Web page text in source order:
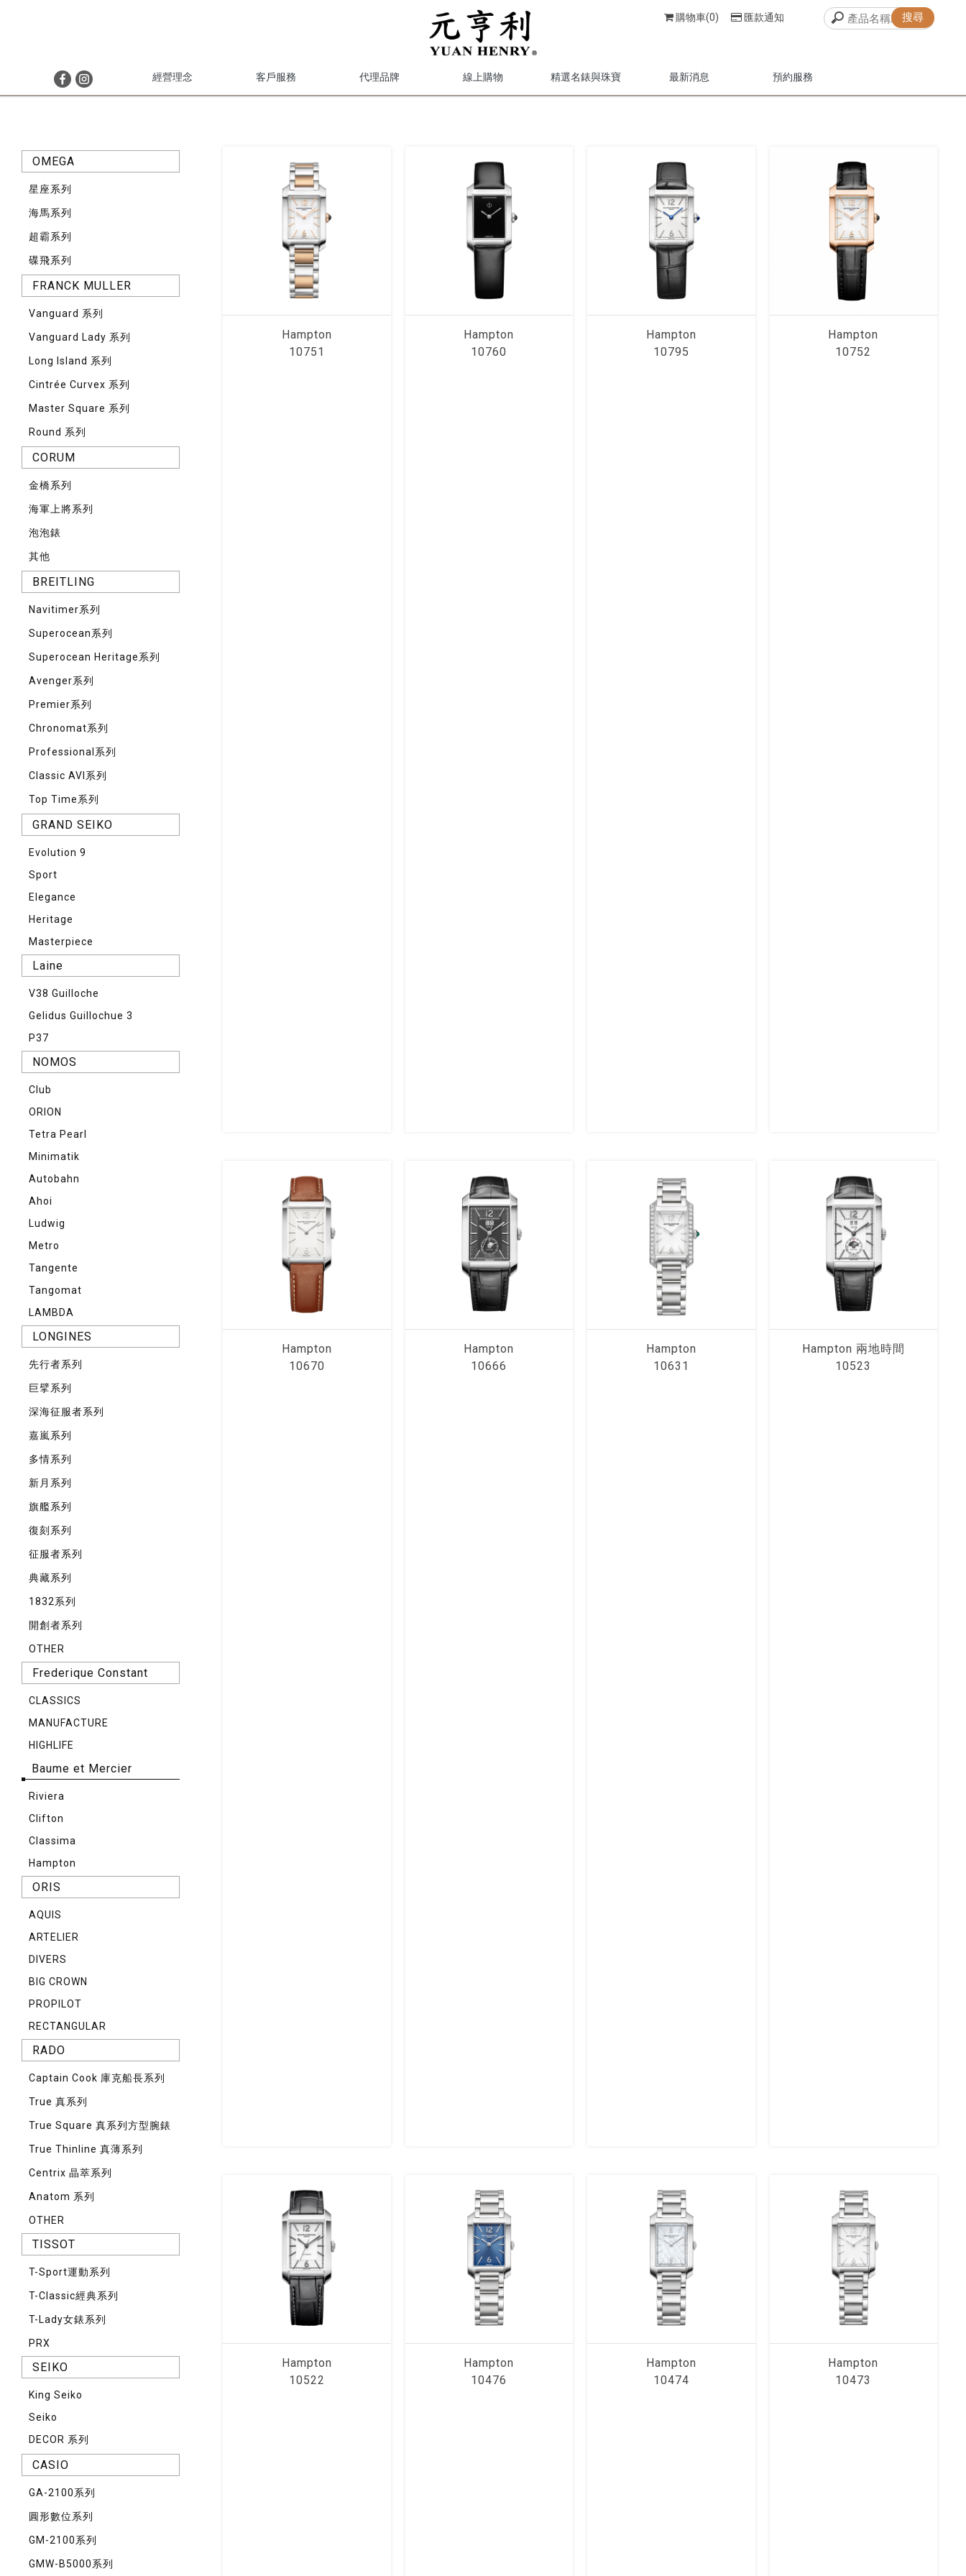
經營理念 客戶服務 代理品牌 線上購物 精選名錶與珠寶 最新消息 預約服務
購物車(0) 匯款通知
OMEGA
星座系列
海馬系列
超霸系列
碟飛系列
FRANCK MULLER
Vanguard 系列
Vanguard Lady 系列
Long Island 系列
Cintrée Curvex 系列
Master Square 系列
Round 系列
CORUM
⾦橋系列
海軍上將系列
泡泡錶
其他
BREITLING
Navitimer系列
Superocean系列
Superocean Heritage系列
Avenger系列
Premier系列
Chronomat系列
Professional系列
Classic AVI系列
Top Time系列
GRAND SEIKO
Evolution 9
Sport
Elegance
Heritage
Masterpiece
Laine
V38 Guilloche
Gelidus Guillochue 3
P37
NOMOS
Club
ORION
Tetra Pearl
Minimatik
Autobahn
Ahoi
Ludwig
Metro
Tangente
Tangomat
LAMBDA
LONGINES
先⾏者系列
巨擘系列
深海征服者系列
嘉嵐系列
多情系列
新月系列
旗艦系列
復刻系列
征服者系列
典藏系列
1832系列
開創者系列
OTHER
Frederique Constant
CLASSICS
MANUFACTURE
HIGHLIFE
Baume et Mercier
Riviera
Clifton
Classima
Hampton
ORIS
AQUIS
ARTELIER
DIVERS
BIG CROWN
PROPILOT
RECTANGULAR
RADO
Captain Cook 庫克船長系列
True 真系列
True Square 真系列方型腕錶
True Thinline 真薄系列
Centrix 晶萃系列
Anatom 系列
OTHER
TISSOT
T-Sport運動系列
T-Classic經典系列
T-Lady女錶系列
PRX
SEIKO
King Seiko
Seiko
DECOR 系列
CASIO
GA-2100系列
圓形數位系列
GM-2100系列
GMW-B5000系列
Hampton
10751
Hampton
10760
Hampton
10795
Hampton
10752
Hampton
10670
Hampton
10666
Hampton
10631
Hampton 兩地時間
10523
Hampton
10522
Hampton
10476
Hampton
10474
Hampton
10473